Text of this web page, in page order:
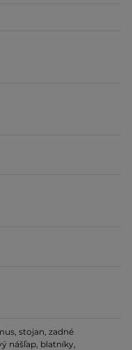
stojan, zadné
nášľap, blatníky,